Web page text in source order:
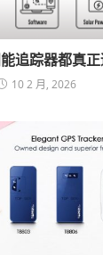
追踪器都真
10 2 月, 2026